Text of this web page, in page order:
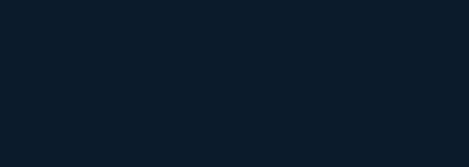
삼아 다른 병원들과 차별화된 의료 서비스를 제공합니다. 이